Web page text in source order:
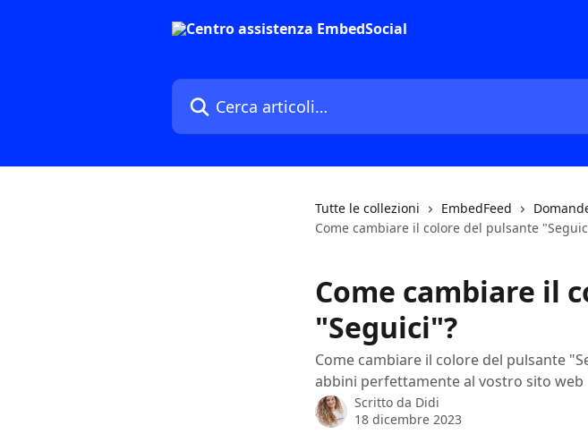
Cerca articoli…
Tutte le collezioni EmbedFeed
Come cambiare il colore del pulsante
Come cambiare il
"Seguici"?
Come cambiare il colore del pulsante
abbini perfettamente al vostro sito web
Scritto da Didi
18 dicembre 2023